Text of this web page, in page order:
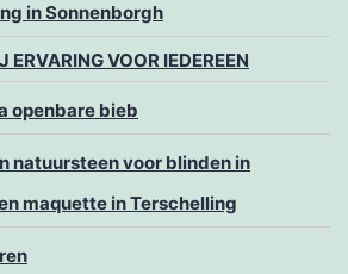
in Sonnenborgh
ERVARING VOOR IEDEREEN
openbare bieb
natuursteen voor blinden in
maquette in Terschelling